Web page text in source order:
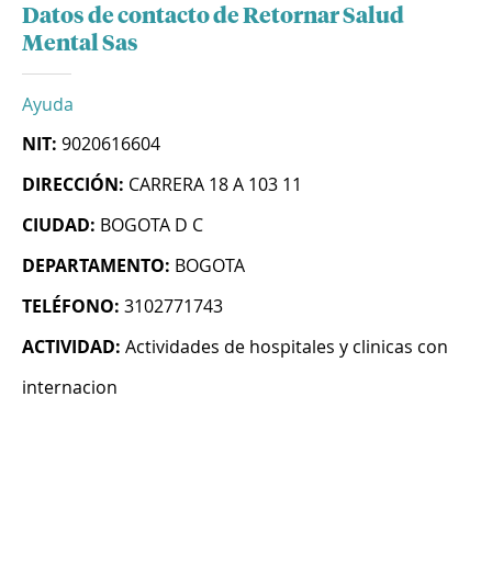
Datos de contacto de Retornar Salud
Mental Sas
Ayuda
NIT: 9020616604
DIRECCIÓN: CARRERA 18 A 103 11
CIUDAD: BOGOTA D C
DEPARTAMENTO: BOGOTA
TELÉFONO: 3102771743
ACTIVIDAD: Actividades de hospitales y clinicas con
internacion